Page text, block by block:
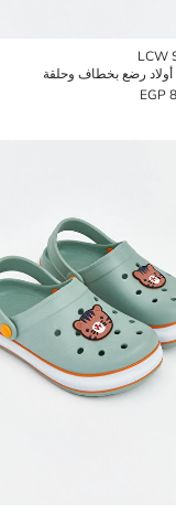
LCW
رضع بخطاف وحلقة